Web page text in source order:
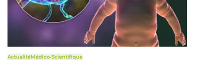
ActualitéMédico-Scientifique